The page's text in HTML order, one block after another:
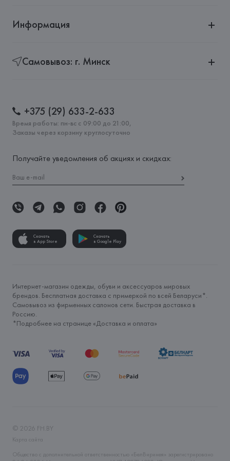
Информация
Самовывоз: г. Минск
+375 (29) 633-2-633
Время работы: пн-вс с 09:00 до 21:00,
Заказы через корзину круглосуточно
Получайте уведомления об акциях и скидках:
Скачать
в App Store
Скачать
в Google Play
Интернет-магазин одежды, обуви и аксессуаров мировых
брендов. Бесплатная доставка с примеркой по всей Беларуси*.
Самовывоз из фирменных салонов сети. Быстрая доставка в
Россию.
*Подробнее на странице «Доставка и оплата»
© 2026 FH.BY
Карта сайта
Общество с дополнительной ответственностью «БелВиринея» зарегистрировано